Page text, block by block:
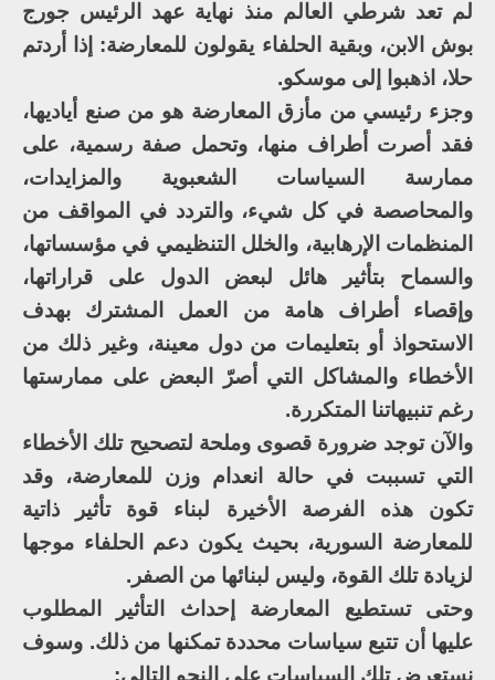
لم تعد شرطي العالم منذ نهاية عهد الرئيس جورج
بوش الابن، وبقية الحلفاء يقولون للمعارضة: إذا أردتم
حلا، اذهبوا إلى موسكو.
وجزء رئيسي من مأزق المعارضة هو من صنع أياديها،
فقد أصرت أطراف منها، وتحمل صفة رسمية، على
ممارسة السياسات الشعبوية والمزايدات،
والمحاصصة في كل شيء، والتردد في المواقف من
المنظمات الإرهابية، والخلل التنظيمي في مؤسساتها،
والسماح بتأثير هائل لبعض الدول على قراراتها،
وإقصاء أطراف هامة من العمل المشترك بهدف
الاستحواذ أو بتعليمات من دول معينة، وغير ذلك من
الأخطاء والمشاكل التي أصرّ البعض على ممارستها
رغم تنبيهاتنا المتكررة.
والآن توجد ضرورة قصوى وملحة لتصحيح تلك الأخطاء
التي تسببت في حالة انعدام وزن للمعارضة، وقد
تكون هذه الفرصة الأخيرة لبناء قوة تأثير ذاتية
للمعارضة السورية، بحيث يكون دعم الحلفاء موجها
لزيادة تلك القوة، وليس لبنائها من الصفر.
وحتى تستطيع المعارضة إحداث التأثير المطلوب
عليها أن تتبع سياسات محددة تمكنها من ذلك. وسوف
نستعرض تلك السياسات على النحو التالي: